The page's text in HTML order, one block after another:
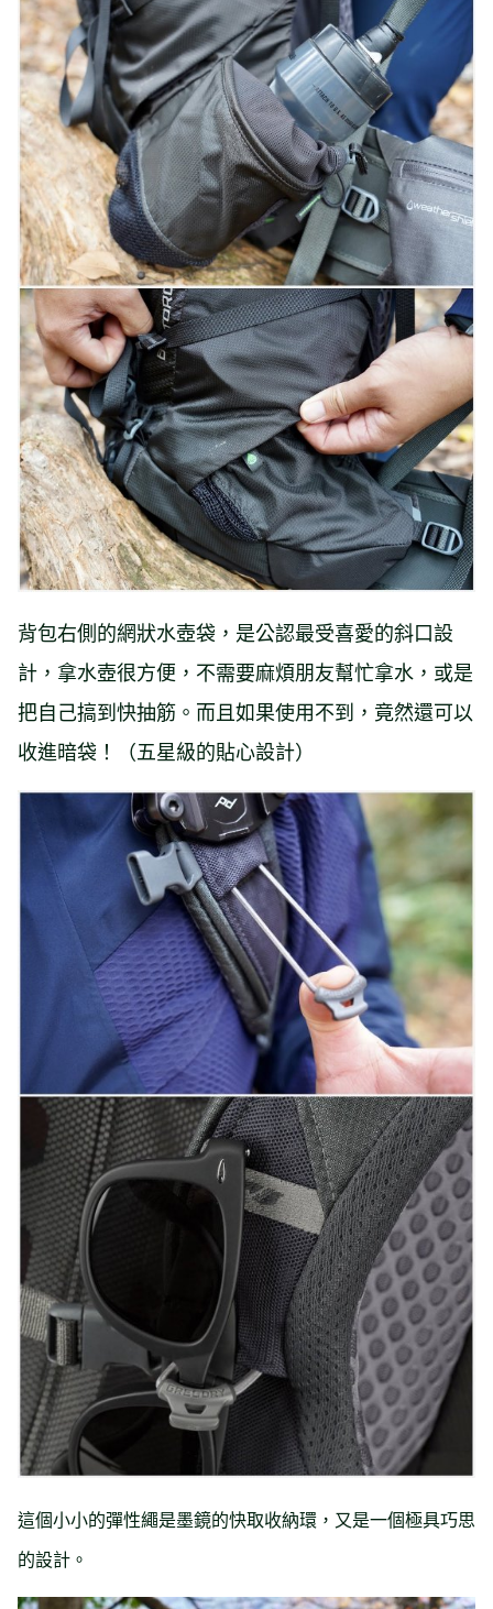
背包右側的網狀水壺袋，是公認最受喜愛的斜口設
計，拿水壺很方便，不需要麻煩朋友幫忙拿水，或是
把自己搞到快抽筋。而且如果使用不到，竟然還可以
收進暗袋！（五星級的貼心設計）
這個小小的彈性繩是墨鏡的快取收納環，又是一個極具巧思
的設計。